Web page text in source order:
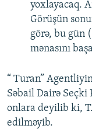
yoxlayacaq.
Görüşün
görə, bu gün
mənasını
“ Turan”
Səbail Dairə Seçki
onlara deyilib ki,
edilməyib.